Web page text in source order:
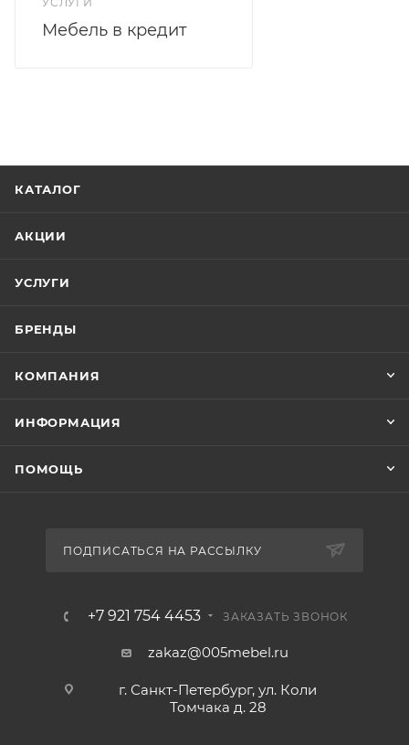
Мебель в кредит
КАТАЛОГ
АКЦИИ
УСЛУГИ
БРЕНДЫ
КОМПАНИЯ
ИНФОРМАЦИЯ
ПОМОЩЬ
ПОДПИСАТЬСЯ НА РАССЫЛКУ
+7 921 754 4453 ЗАКАЗАТЬ ЗВОНОК
zakaz@005mebel.ru
г. Санкт-Петербург, ул. Коли
Томчака д. 28